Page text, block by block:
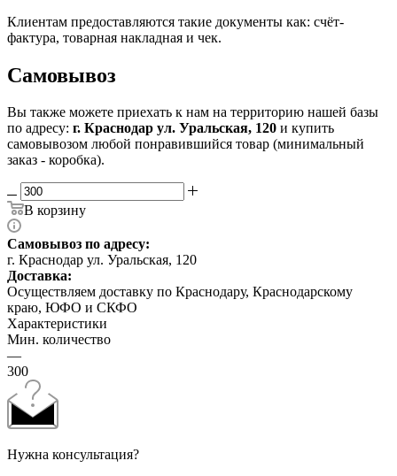
Клиентам предоставляются такие документы как: счёт-
фактура, товарная накладная и чек.
Самовывоз
Вы также можете приехать к нам на территорию нашей базы
по адресу: г. Краснодар ул. Уральская, 120 и купить
самовывозом любой понравившийся товар (минимальный
заказ - коробка).
В корзину
Самовывоз по адресу:
г. Краснодар ул. Уральская, 120
Доставка:
Осуществляем доставку по Краснодару, Краснодарскому
краю, ЮФО и СКФО
Характеристики
Мин. количество
—
300
Нужна консультация?